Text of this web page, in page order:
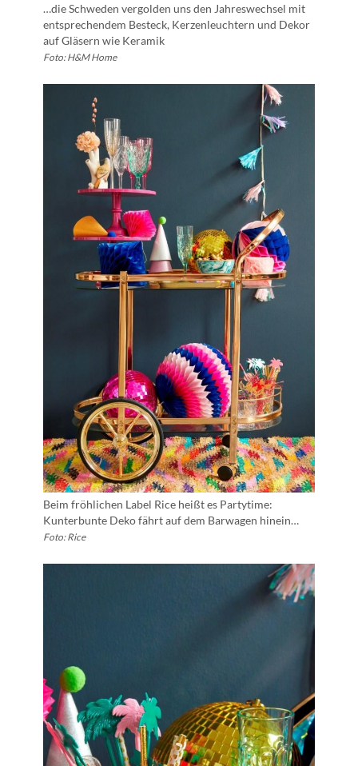
…die Schweden vergolden uns den Jahreswechsel mit
entsprechendem Besteck, Kerzenleuchtern und Dekor
auf Gläsern wie Keramik
Foto: H&M Home
Beim fröhlichen Label Rice heißt es Partytime:
Kunterbunte Deko fährt auf dem Barwagen hinein…
Foto: Rice